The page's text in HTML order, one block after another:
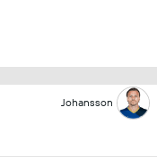
Johansson